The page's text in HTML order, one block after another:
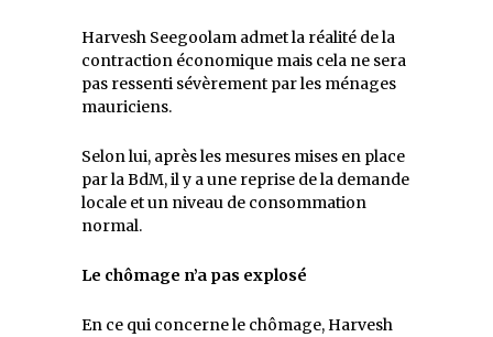
Harvesh Seegoolam admet la réalité de la
contraction économique mais cela ne sera
pas ressenti sévèrement par les ménages
mauriciens.
Selon lui, après les mesures mises en place
par la BdM, il y a une reprise de la demande
locale et un niveau de consommation
normal.
Le chômage n’a pas explosé
En ce qui concerne le chômage, Harvesh